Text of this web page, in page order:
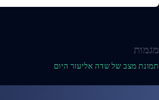
מגמות
תמונת מצב של שדה אליעזר היום